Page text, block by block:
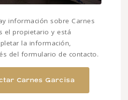
información sobre Carnes
el propietario y está
la información,
del formulario de contacto.
Carnes Garcisa